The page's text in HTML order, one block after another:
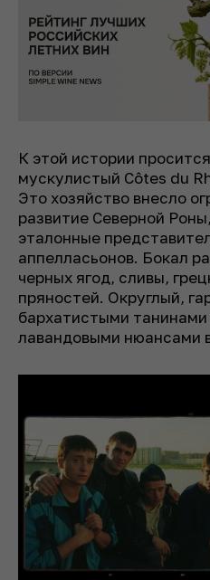
К этой истории
мускулистый Côtes du
Это хозяйство внесло
развитие Северной
эталонные
аппелласьонов. Бокал
черных ягод, сливы,
пряностей. Округлый,
бархатистыми танинами
лавандовыми нюансами